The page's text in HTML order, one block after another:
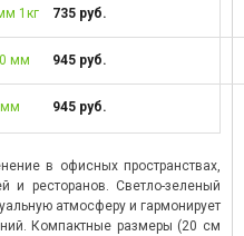
1кг 735 руб.
мм 945 руб.
мм 945 руб.
в офисных пространствах,
и ресторанов. Светло-зеленый
атмосферу и гармонирует
Компактные размеры (20 см